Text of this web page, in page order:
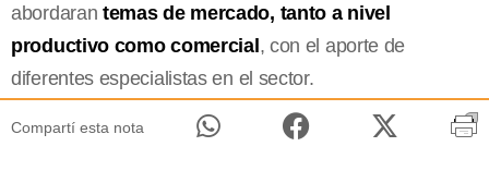
abordaran temas de mercado, tanto a nivel
productivo como comercial, con el aporte de
diferentes especialistas en el sector.
Compartí esta nota